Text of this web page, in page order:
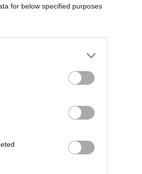
for below specified purposes
stati,